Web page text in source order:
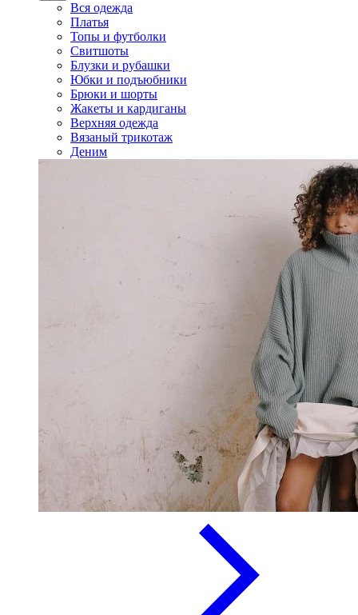
Вся одежда
Платья
Топы и футболки
Свитшоты
Блузки и рубашки
Юбки и подъюбники
Брюки и шорты
Жакеты и кардиганы
Верхняя одежда
Вязаный трикотаж
Деним